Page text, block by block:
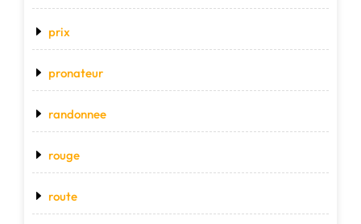
prix
pronateur
randonnee
rouge
route